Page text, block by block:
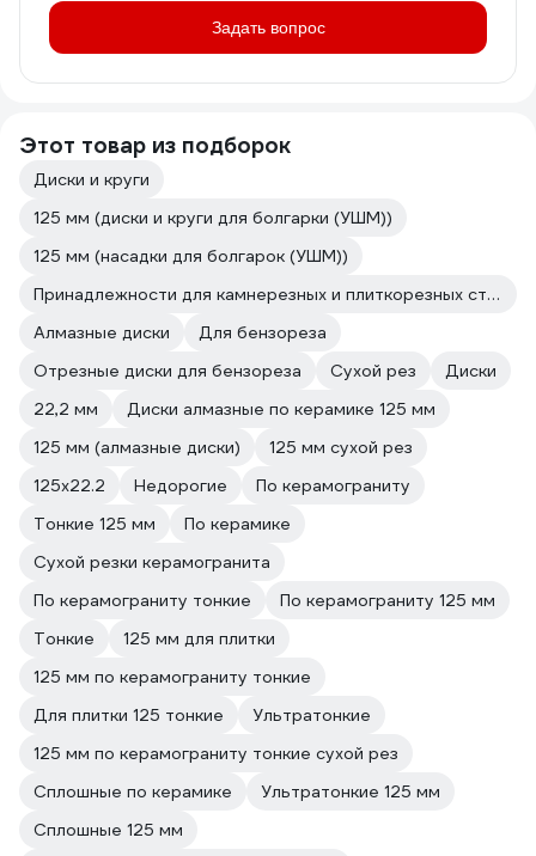
Задать вопрос
Этот товар из подборок
Диски и круги
125 мм (диски и круги для болгарки (УШМ))
125 мм (насадки для болгарок (УШМ))
Принадлежности для камнерезных и плиткорезных станков
Алмазные диски
Для бензореза
Отрезные диски для бензореза
Сухой рез
Диски
22,2 мм
Диски алмазные по керамике 125 мм
125 мм (алмазные диски)
125 мм сухой рез
125х22.2
Недорогие
По керамограниту
Тонкие 125 мм
По керамике
Сухой резки керамогранита
По керамограниту тонкие
По керамограниту 125 мм
Тонкие
125 мм для плитки
125 мм по керамограниту тонкие
Для плитки 125 тонкие
Ультратонкие
125 мм по керамограниту тонкие сухой рез
Сплошные по керамике
Ультратонкие 125 мм
Сплошные 125 мм